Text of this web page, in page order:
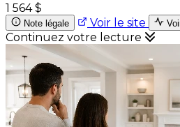
1 564 $
Note légale Voir le site
Continuez votre lecture